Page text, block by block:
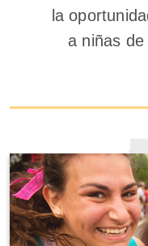
la
a niñas